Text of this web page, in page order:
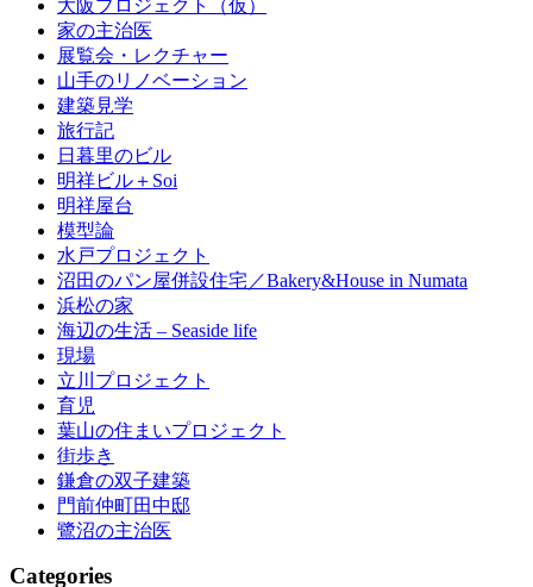
大阪プロジェクト（仮）
家の主治医
展覧会・レクチャー
山手のリノベーション
建築見学
旅行記
日暮里のビル
明祥ビル＋Soi
明祥屋台
模型論
水戸プロジェクト
沼田のパン屋併設住宅／Bakery&House in Numata
浜松の家
海辺の生活 – Seaside life
現場
立川プロジェクト
育児
葉山の住まいプロジェクト
街歩き
鎌倉の双子建築
門前仲町田中邸
鷺沼の主治医
Categories